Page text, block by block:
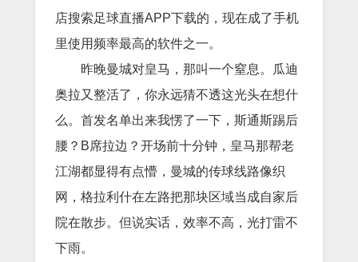
店搜索足球直播APP下载的，现在成了手机
里使用频率最高的软件之一。
昨晚曼城对皇马，那叫一个窒息。瓜迪
奥拉又整活了，你永远猜不透这光头在想什
么。首发名单出来我愣了一下，斯通斯踢后
腰？B席拉边？开场前十分钟，皇马那帮老
江湖都显得有点懵，曼城的传球线路像织
网，格拉利什在左路把那块区域当成自家后
院在散步。但说实话，效率不高，光打雷不
下雨。